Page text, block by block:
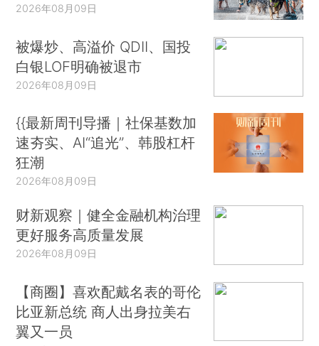
2026年08月09日
被爆炒、高溢价 QDII、国投
白银LOF明确被退市
2026年08月09日
{{最新周刊导播｜社保基数加
速夯实、AI“追光”、韩股杠杆
狂潮
2026年08月09日
财新观察｜健全金融机构治理
更好服务高质量发展
2026年08月09日
【商圈】喜欢配戴名表的哥伦
比亚新总统 商人出身拉美右
翼又一员